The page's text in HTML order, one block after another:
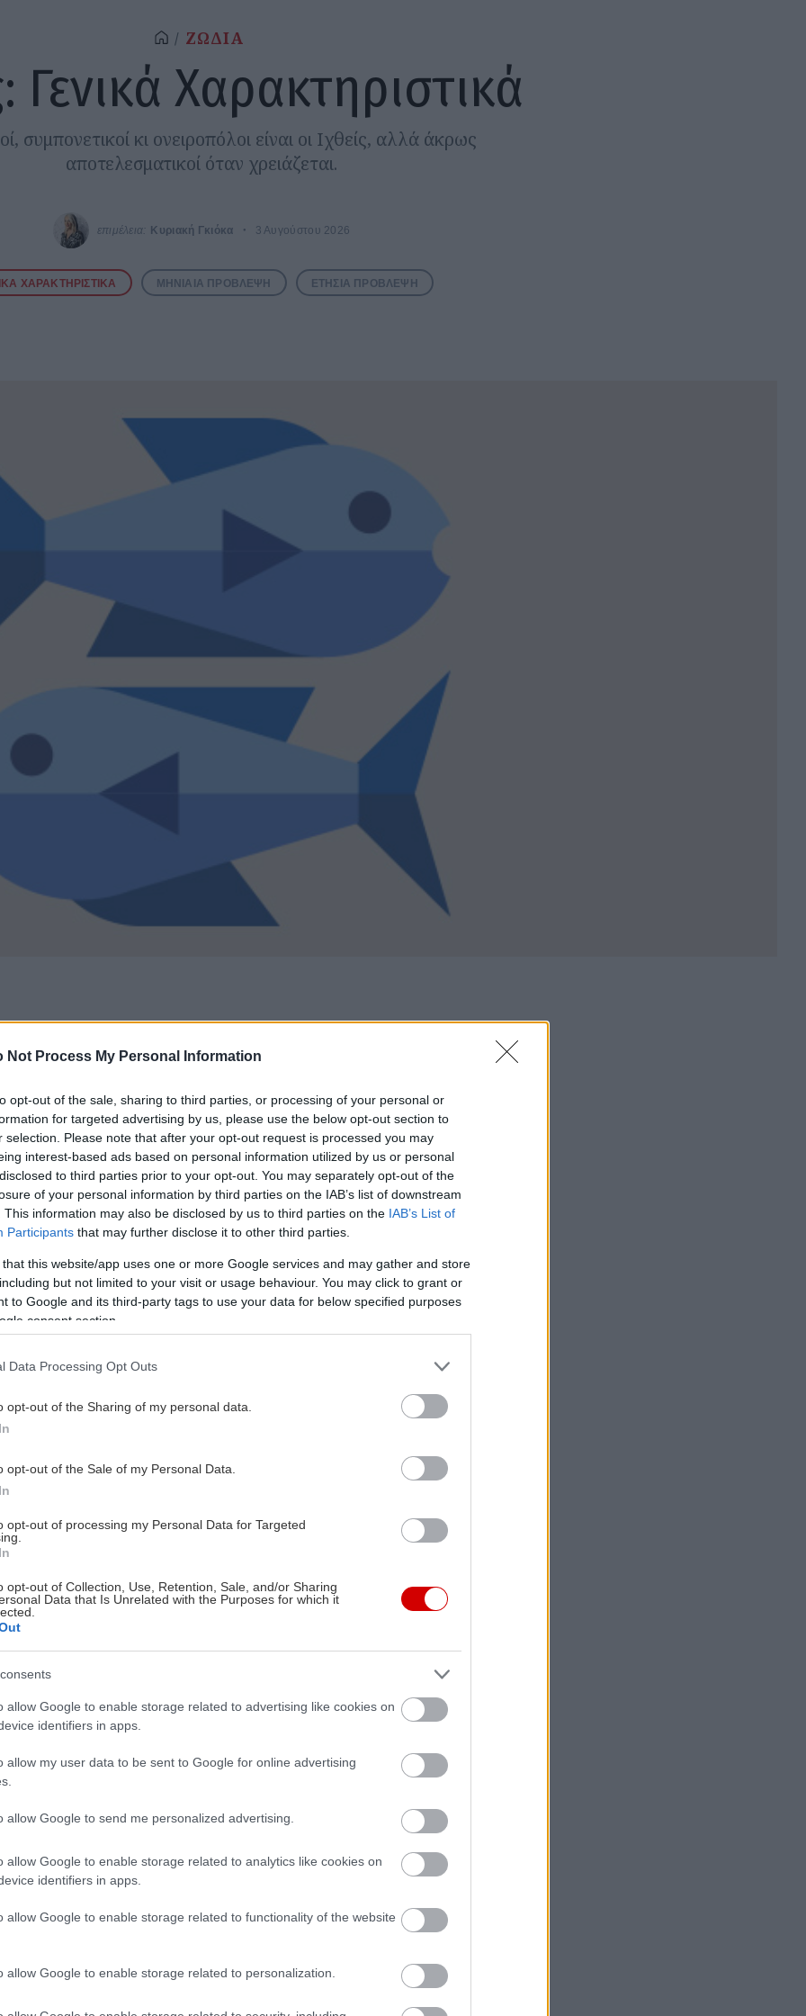
Not Process My Personal Information
opt-out of the sale, sharing to third parties, or processing of your personal or
for targeted advertising by us, please use the below opt-out section to
selection. Please note that after your opt-out request is processed you may
interest-based ads based on personal information utilized by us or personal
to third parties prior to your opt-out. You may separately opt-out of the
of your personal information by third parties on the IAB’s list of downstream
This information may also be disclosed by us to third parties on the IAB’s List of
Participants that may further disclose it to other third parties.
that this website/app uses one or more Google services and may gather and store
but not limited to your visit or usage behaviour. You may click to grant or
to Google and its third-party tags to use your data for below specified purposes
consent section.
Data Processing Opt Outs
opt-out of the Sharing of my personal data.
opt-out of the Sale of my Personal Data.
opt-out of processing my Personal Data for Targeted
opt-out of Collection, Use, Retention, Sale, and/or Sharing
Data that Is Unrelated with the Purposes for which it
allow Google to enable storage related to advertising like cookies on
identifiers in apps.
allow my user data to be sent to Google for online advertising
allow Google to send me personalized advertising.
allow Google to enable storage related to analytics like cookies on
identifiers in apps.
allow Google to enable storage related to functionality of the website
allow Google to enable storage related to personalization.
ΖΩΔΙΑ
Γενικά Χαρακτηριστικά
συμπονετικοί κι ονειροπόλοι είναι οι Ιχθείς, αλλά άκρως
αποτελεσματικοί όταν χρειάζεται.
επιμέλεια: Κυριακή Γκιόκα 3 Αυγούστου 2026
ΧΑΡΑΚΤΗΡΙΣΤΙΚΆ ΜΗΝΙΑΊΑ ΠΡΌΒΛΕΨΗ ΕΤΉΣΙΑ ΠΡΌΒΛΕΨΗ
είναι το ζώδιο της ευαισθησίας, της συμπόνιας και της άνευ
αγάπης. Εκφράζουν την ανάγκη του ανθρώπου να ενωθεί, να
να συγχωρήσει και να ξεπεράσει τα όρια του εγώ. Είναι
που δεν έχει σχήμα, συναίσθημα που ρέει, ψυχή που νιώθει πριν
δεν ζουν μόνο στον υλικό κόσμο· κινούνται ανάμεσα στο ορατό
συναίσθημα και στο όνειρο. Είναι το ζώδιο που κλείνει τον κύκλο
κατανόηση, τρυφερότητα και πνευματικό βάθος.
το ζώδιο του μέλλοντος. Είναι η φωνή που αμφισβητεί, η ιδέα που
εποχής της, ο άνθρωπος που δεν φοβάται να σταθεί διαφορετικός.
πνευματική, ελεύθερη και συλλογική. Δεν ζει μόνο για τον
το σύνολο, την εξέλιξη, την αλλαγή.
απόμακρος, όμως η καρδιά του είναι βαθιά ανθρώπινη. Αγαπά
συνδέεται χωρίς να εγκλωβίζει. Θέλει σχέσεις που βασίζονται